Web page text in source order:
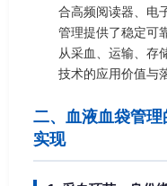
合高频阅读器、电
管理提供了稳定可
从采血、运输、存
技术的应用价值与
二、血液血袋管
实现